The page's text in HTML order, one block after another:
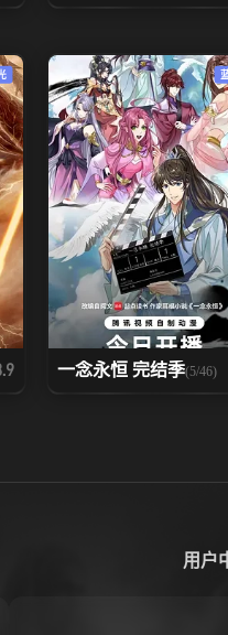
一念永恒 完结季(5/46)
用户